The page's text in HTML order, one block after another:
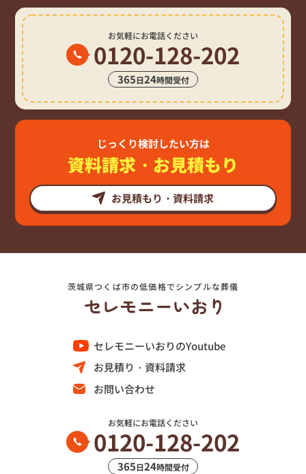
お気軽にお電話ください
0120-128-202
365日24時間受付
じっくり検討したい方は
資料請求・お見積もり
お見積もり・資料請求
茨城県つくば市の低価格でシンプルな葬儀
セレモニーいおりのYoutube
お見積り・資料請求
お問い合わせ
お気軽にお電話ください
0120-128-202
365日24時間受付